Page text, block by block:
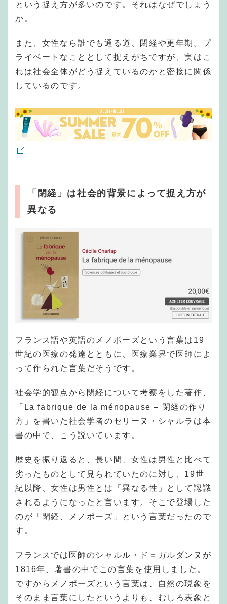
という捉え方が多いのです。それはなぜでしょう
か。
また、女性なら誰でも通る道、閉経や更年期。プ
ライベートなこととして捉えがちですが、実はこ
れは社会全体がどう捉えているのかと密接に関係
しているのです。
「閉経」は社会的背景によって捉え方が
異なる
フランス語や英語のメノポーズという言葉は19
世紀の医療の発達とともに、医療業界で医師によ
って作られた言葉だそうです。
社会学的観点から閉経について考察をした著作、
「La fabrique de la ménopause – 閉経の作り
方」を書いた社会学者のセリーヌ・シャルラは本
書の中で、こう説いています。
歴史を振り返ると、長い間、女性は男性と比べて
劣ったものとして見られていたのに対し、19世
紀以降、女性は男性とは「異なる性」として認識
されるようになったと言います。そこで登場した
のが「閉経、メノポーズ」という言葉だったので
す。
フランスでは医師のシャルル・ド＝ガルダンヌが
1816年、著書の中でこの言葉を使用しました。
ですからメノポーズという言葉は、自然の現象を
そのまま言葉にしたというよりも、むしろ表象と